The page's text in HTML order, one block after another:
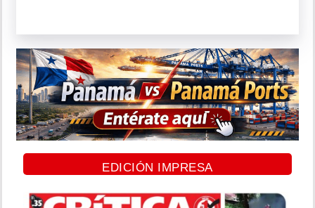
EDICIÓN IMPRESA